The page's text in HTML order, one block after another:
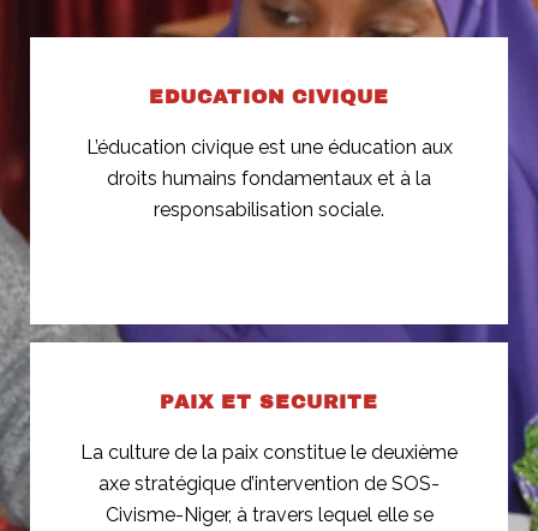
EDUCATION CIVIQUE
L’éducation civique est une éducation aux
droits humains fondamentaux et à la
responsabilisation sociale.
PAIX ET SECURITE​
La culture de la paix constitue le deuxième
axe stratégique d’intervention de SOS-
Civisme-Niger, à travers lequel elle se